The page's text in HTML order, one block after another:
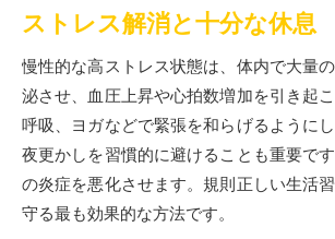
ストレス解消と十分な休息
慢性的な高ストレス状態は、体内で大量
泌させ、血圧上昇や心拍数増加を引き起
呼吸、ヨガなどで緊張を和らげるようにし
夜更かしを習慣的に避けることも重要で
の炎症を悪化させます。規則正しい生活
守る最も効果的な方法です。